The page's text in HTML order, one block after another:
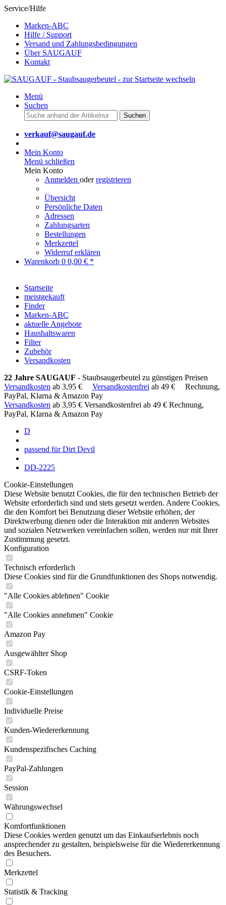
Service/Hilfe
Marken-ABC
Hilfe / Support
Versand und Zahlungsbedingungen
Über SAUGAUF
Kontakt
Menü
Suchen
Suchen
verkauf@saugauf.de
Mein Konto
Menü schließen
Mein Konto
Anmelden oderregistrieren
Übersicht
Persönliche Daten
Adressen
Zahlungsarten
Bestellungen
Merkzettel
Widerruf erklären
Warenkorb 0 0,00 € *
Startseite
meistgekauft
Finder
Marken-ABC
aktuelle Angebote
Haushaltswaren
Filter
Zubehör
Versandkosten
22 Jahre SAUGAUF - Staubsaugerbeutel zu günstigen Preisen
Versandkosten ab 3,95 € Versandkostenfrei ab 49 €
Rechnung,
PayPal, Klarna & Amazon Pay
Versandkosten ab 3,95 € Versandkostenfrei ab 49 € Rechnung,
PayPal, Klarna & Amazon Pay
D
passend für Dirt Devil
DD-2225
Cookie-Einstellungen
Diese Website benutzt Cookies, die für den technischen Betrieb der
Website erforderlich sind und stets gesetzt werden. Andere Cookies,
die den Komfort bei Benutzung dieser Website erhöhen, der
Direktwerbung dienen oder die Interaktion mit anderen Websites
und sozialen Netzwerken vereinfachen sollen, werden nur mit Ihrer
Zustimmung gesetzt.
Konfiguration
Technisch erforderlich
Diese Cookies sind für die Grundfunktionen des Shops notwendig.
"Alle Cookies ablehnen" Cookie
"Alle Cookies annehmen" Cookie
Amazon Pay
Ausgewählter Shop
CSRF-Token
Cookie-Einstellungen
Individuelle Preise
Kunden-Wiedererkennung
Kundenspezifisches Caching
PayPal-Zahlungen
Session
Währungswechsel
Komfortfunktionen
Diese Cookies werden genutzt um das Einkaufserlebnis noch
ansprechender zu gestalten, beispielsweise für die Wiedererkennung
des Besuchers.
Merkzettel
Statistik & Tracking